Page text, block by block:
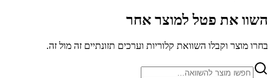
השוו את פטללמוצר אחר
בחרו מוצר וקבלו השוואת קלוריות וערכים תזונתיים זה מול זה.